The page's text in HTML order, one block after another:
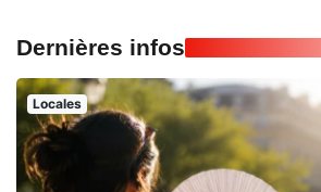
Dernières infos
Locales